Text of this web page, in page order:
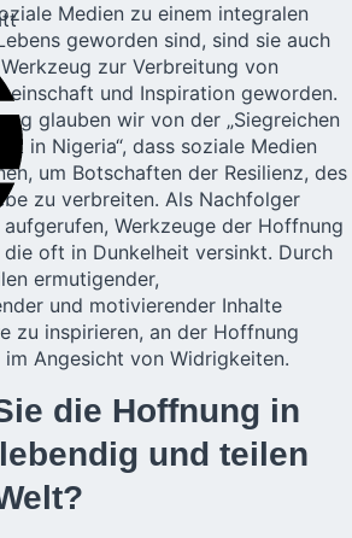
Medien zu einem integralen
geworden sind, sind sie auch
zur Verbreitung von
und Inspiration geworden.
glauben wir von der „Siegreichen
in Nigeria“, dass soziale Medien
um Botschaften der Resilienz, des
zu verbreiten. Als Nachfolger
Werkzeuge der Hoffnung
die oft in Dunkelheit versinkt. Durch
ermutigender,
und motivierender Inhalte
zu inspirieren, an der Hoffnung
Angesicht von Widrigkeiten.
die Hoffnung in
und teilen